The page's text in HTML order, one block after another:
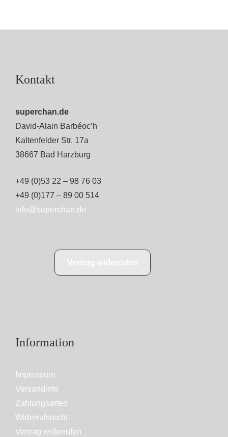
Kontakt
superchan.de
David-Alain Barbéoc’h
Kaltenfelder Str. 17a
38667 Bad Harzburg
+49 (0)53 22 – 98 76 03
+49 (0)177 – 89 00 514
info@superchan.de
Information
Impressum
Versandinfo
Zahlungsarten
Widerrufsrecht
Vertrag widerrufen